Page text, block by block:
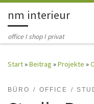
Zum Inhalt springen
nm interieur
office I shop I privat
Start»Beitrag »Projekte »
BÜRO OFFICE